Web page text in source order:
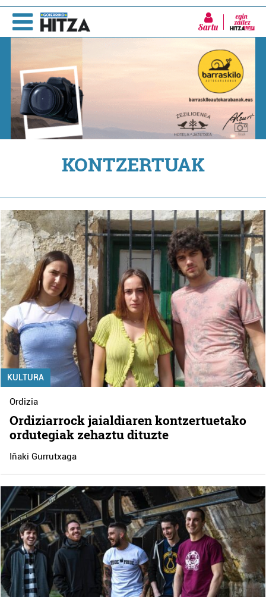
Sartu
KONTZERTUAK
KULTURA
Ordizia
Ordiziarrock jaialdiaren kontzertuetako
ordutegiak zehaztu dituzte
Iñaki Gurrutxaga